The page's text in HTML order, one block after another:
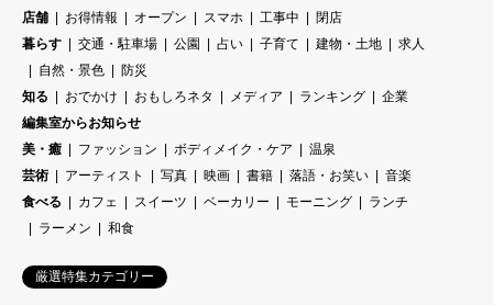
店舗
お得情報 オープン スマホ 工事中
閉店
暮らす
交通・駐車場 公園 占い 子育て 建物・土地
求人
自然・景色
防災
知る
おでかけ おもしろネタ メディア ランキング
企業
編集室からお知らせ
美・癒
ファッション ボディメイク・ケア
温泉
芸術
アーティスト 写真 映画 書籍 落語・お笑い
音楽
食べる
カフェ スイーツ ベーカリー モーニング
ランチ
ラーメン
和食
厳選特集カテゴリー